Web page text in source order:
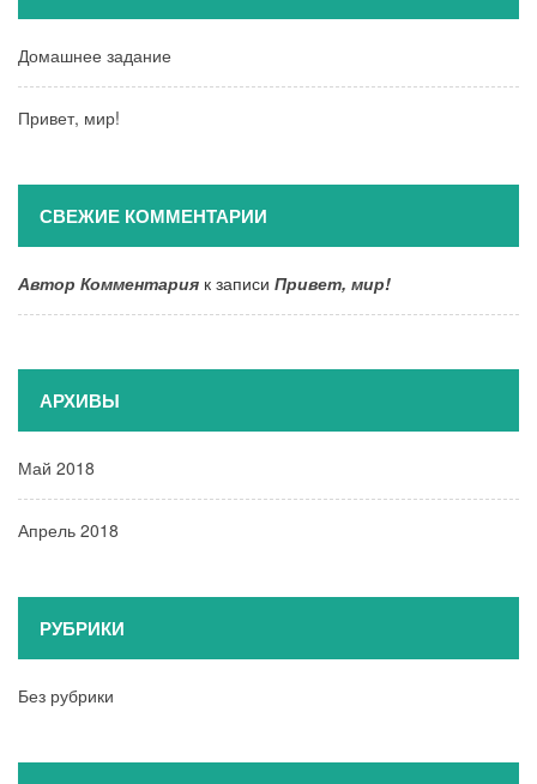
Домашнее задание
Привет, мир!
СВЕЖИЕ КОММЕНТАРИИ
Автор Комментария к записи Привет, мир!
АРХИВЫ
Май 2018
Апрель 2018
РУБРИКИ
Без рубрики